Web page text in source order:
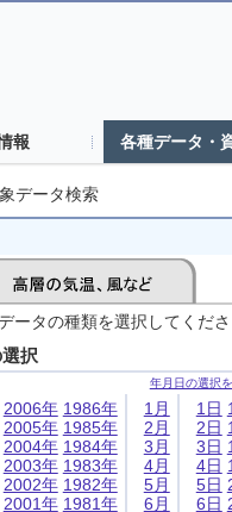
報 各種データ・
データ検索
ータの種類を選択してくだ
択
年月日の選択
2006年
2005年
2004年
2003年
2002年
2001年
1986年
1985年
1984年
1983年
1982年
1981年
1月
2月
3月
4月
5月
6月
1日
2日
3日
4日
5日
6日